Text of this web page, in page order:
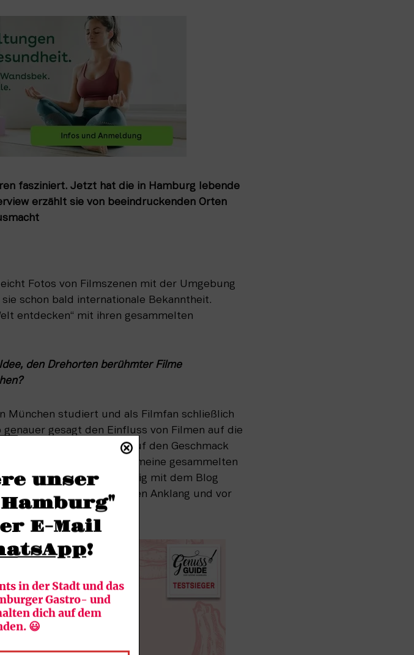
fasziniert. Jetzt hat die in Hamburg lebende
erzählt sie von beeindruckenden Orten
Fotos von Filmszenen mit der Umgebung
schon bald internationale Bekanntheit.
entdecken“ mit ihren gesammelten
den Drehorten berühmter Filme
München studiert und als Filmfan schließlich
gesagt den Einfluss von Filmen auf die
bin ich dann selbst auf den Geschmack
Irgendwann wollte ich meine gesammelten
der Zeit immer größeren Anklang und vor
zum Beruf zu machen.
unser
E-Mail
!
in der Stadt und das
Gastro- und
dich auf dem
😃